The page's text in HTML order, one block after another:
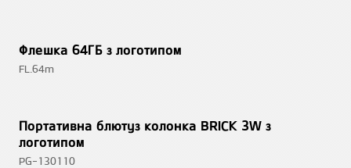
Флешка 64ГБ з логотипом
FL.64m
Портативна блютуз колонка BRICK 3W з
логотипом
PG-130110